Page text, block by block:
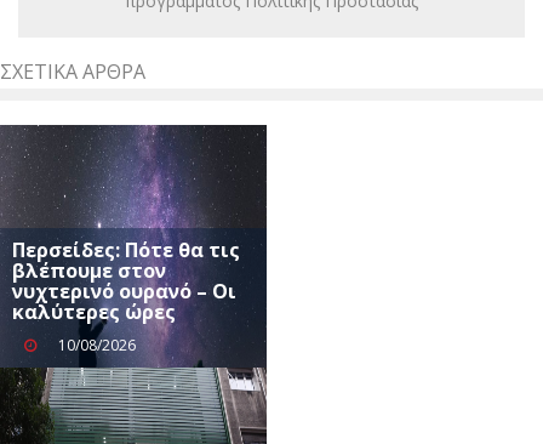
ΣΧΕΤΙΚΆ ΆΡΘΡΑ
Περσείδες: Πότε θα τις
βλέπουμε στον
νυχτερινό ουρανό – Οι
καλύτερες ώρες
10/08/2026